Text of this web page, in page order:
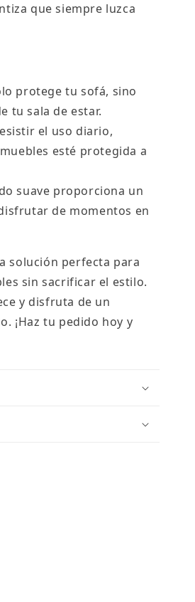
que siempre luzca
protege tu sofá, sino
tu sala de estar.
el uso diario,
esté protegida a
suave proporciona un
de momentos en
solución perfecta para
sin sacrificar el estilo.
y disfruta de un
¡Haz tu pedido hoy y